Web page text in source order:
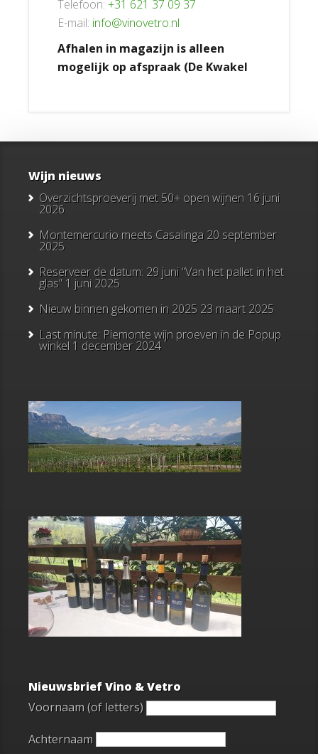
Telefoon: +31 621 37 09 37
E-mail: info@vinovetro.nl
Afhalen in magazijn is alleen
mogelijk op afspraak (De Kwakel
Wijn nieuws
Overzichtsproeverij met 50+ open wijnen 16 juni
2026
Montemercurio meets Casalinga 20 september
2025
Reserveer de datum: 29 juni “Van het pallet in het
glas” 1 juni 2025
Nieuw binnen gekomen in 2025 23 maart 2025
Last minute: Piemonte wijn proeven in de Popup
winkel 1 december 2024
Nieuwsbrief Vino & Vetro
Voornaam (of letters)
Achternaam